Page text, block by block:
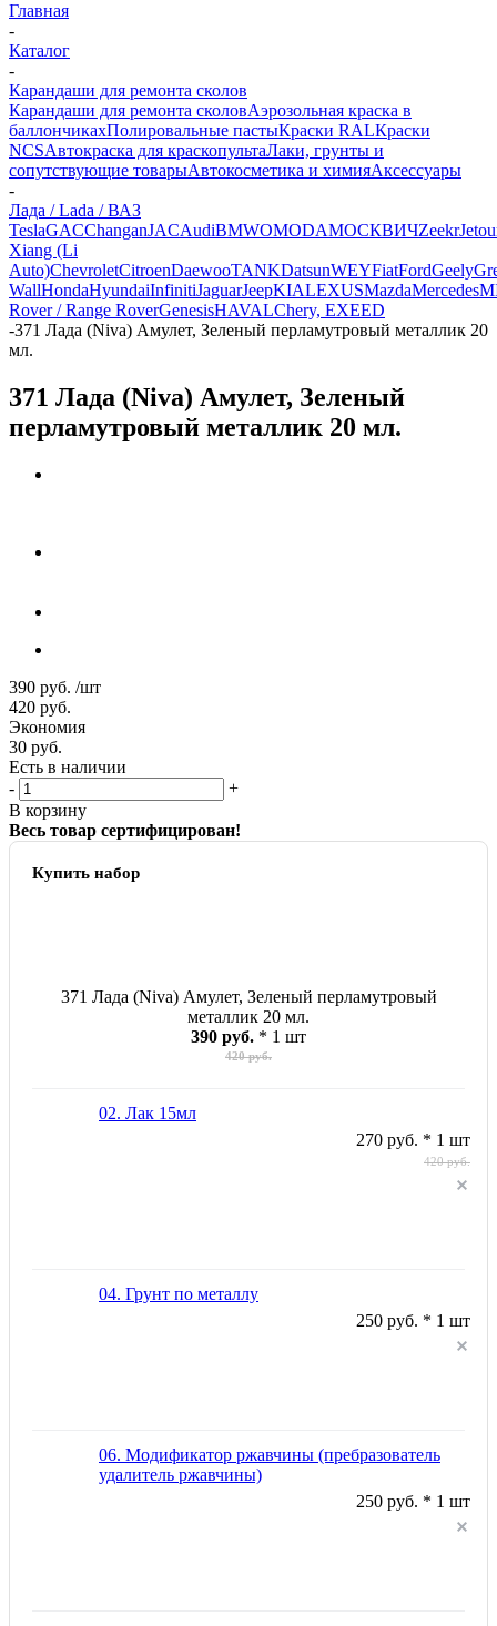
Главная
-
Каталог
-
Карандаши для ремонта сколов
Карандаши для ремонта сколовАэрозольная краска в
баллончикахПолировальные пастыКраски RALКраски
NCSАвтокраска для краскопультаЛаки, грунты и
сопутствующие товарыАвтокосметика и химияАксессуары
-
Лада / Lada / ВАЗ
TeslaGACChanganJACAudiBMWOMODAМОСКВИЧZeekr
Xiang (Li
Auto)ChevroletCitroenDaewooTANKDatsunWEYFiatFordGeely
WallHondaHyundaiInfinitiJaguarJeepKIALEXUSMazdaMercedes
Rover / Range RoverGenesisHAVALChery, EXEED
-371 Лада (Niva) Амулет, Зеленый перламутровый металлик 20
мл.
371 Лада (Niva) Амулет, Зеленый
перламутровый металлик 20 мл.
390 руб. /шт
420 руб.
Экономия
30 руб.
Есть в наличии
-
+
В корзину
Весь товар сертифицирован!
Купить набор
371 Лада (Niva) Амулет, Зеленый перламутровый
металлик 20 мл.
390 руб. * 1 шт
420 руб.
02. Лак 15мл
270 руб. * 1 шт
420 руб.
04. Грунт по металлу
250 руб. * 1 шт
06. Модификатор ржавчины (пребразователь
удалитель ржавчины)
250 руб. * 1 шт